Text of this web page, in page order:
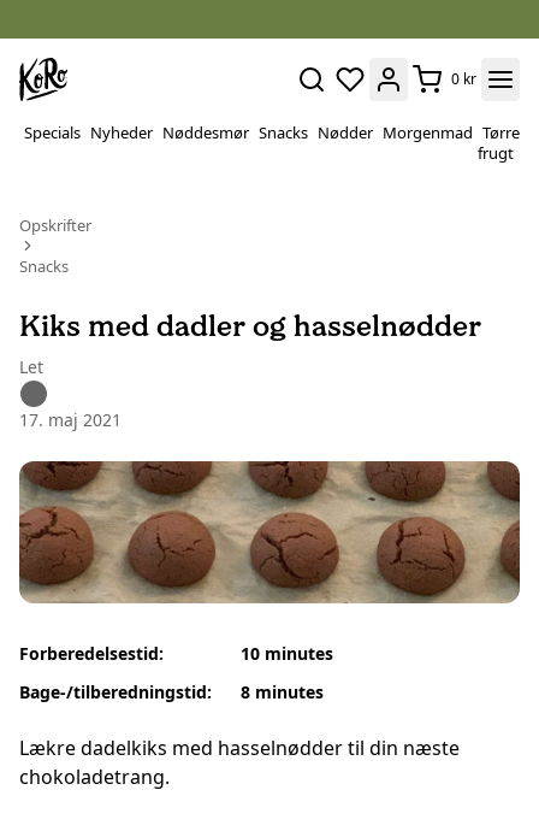
0 kr
Specials Nyheder Nøddesmør Snacks Nødder Morgenmad Tørret
frugt
Opskrifter
Snacks
Kiks med dadler og hasselnødder
Let
17. maj 2021
Forberedelsestid:
Bage-/tilberedningstid:
10 minutes
8 minutes
Lækre dadelkiks med hasselnødder til din næste
chokoladetrang.